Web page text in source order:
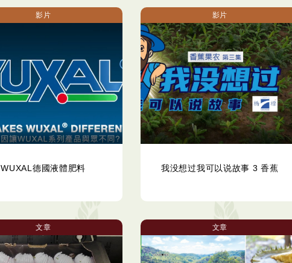
影片
WUXAL德國液體肥料
影片
我没想过我可以说故事 3 香蕉
文章 文章